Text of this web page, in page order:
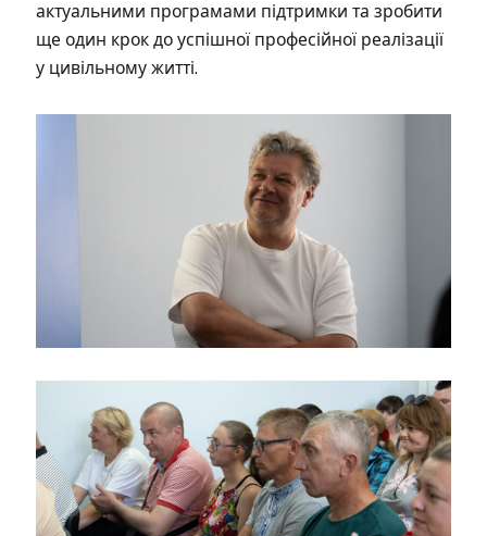
актуальними програмами підтримки та зробити
ще один крок до успішної професійної реалізації
у цивільному житті.